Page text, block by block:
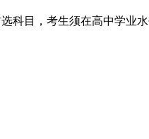
科目，考生须在高中学业